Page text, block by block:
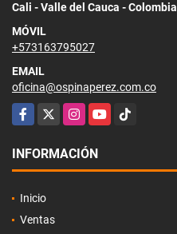
Cali - Valle del Cauca - Colombia
MÓVIL
+573163795027
EMAIL
oficina@ospinaperez.com.co
Facebook
X InstagramYouTubeTikTok
INFORMACIÓN
Inicio
Ventas